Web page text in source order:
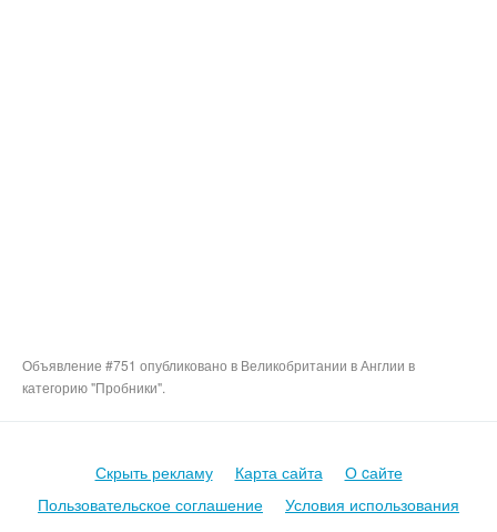
Объявление #751 опубликовано в Великобритании в Англии в
категорию "Пробники".
Скрыть рекламу Карта сайта
О cайте
Пользовательское соглашение
Условия использования